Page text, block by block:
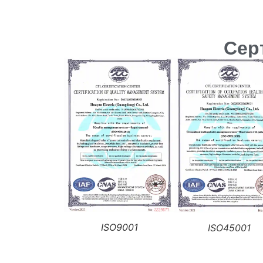
ISO9001 ISO45001